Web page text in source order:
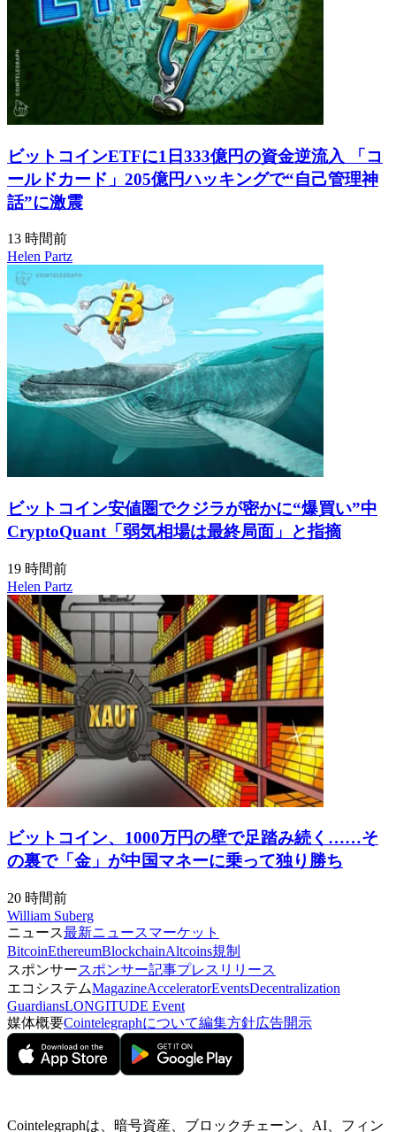
ビットコインETFに1日333億円の資金逆流入 「コ
ールドカード」205億円ハッキングで“自己管理神
話”に激震
13 時間前
Helen Partz
ビットコイン安値圏でクジラが密かに“爆買い”中
CryptoQuant「弱気相場は最終局面」と指摘
19 時間前
Helen Partz
ビットコイン、1000万円の壁で足踏み続く……そ
の裏で「金」が中国マネーに乗って独り勝ち
20 時間前
William Suberg
ニュース最新ニュースマーケット
BitcoinEthereumBlockchainAltcoins規制
スポンサースポンサー記事プレスリリース
エコシステムMagazineAcceleratorEventsDecentralization
GuardiansLONGITUDE Event
媒体概要Cointelegraphについて編集方針広告開示
Cointelegraphは、暗号資産、ブロックチェーン、AI、フィン